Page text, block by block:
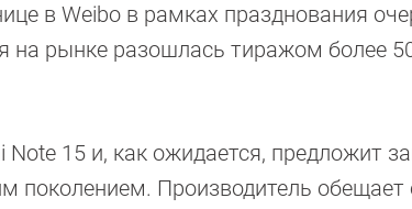
в Weibo в рамках празднования
на рынке разошлась тиражом более
15 и, как ожидается, предложит
поколением. Производитель обещает